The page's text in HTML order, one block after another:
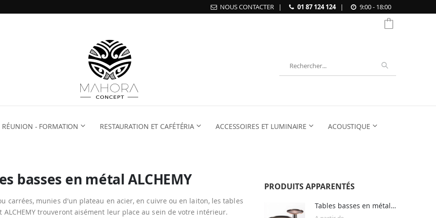
NOUS CONTACTER | 01 87 124 124 | 9:00 - 18:00
RÉUNION - FORMATION RESTAURATION ET CAFÉTÉRIA ACCESSOIRES ET LUMINAIRE ACOUSTIQUE
basses en métal ALCHEMY
carrées, munies d'un plateau en acier, en cuivre ou en laiton, les tables
ALCHEMY trouveront aisément leur place au sein de votre intérieur.
PRODUITS APPARENTÉS
Tables basses en métal SUNRISE & SUNSET